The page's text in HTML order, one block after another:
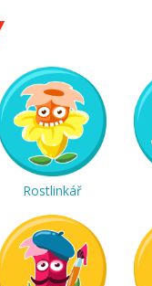
Rostlinkář